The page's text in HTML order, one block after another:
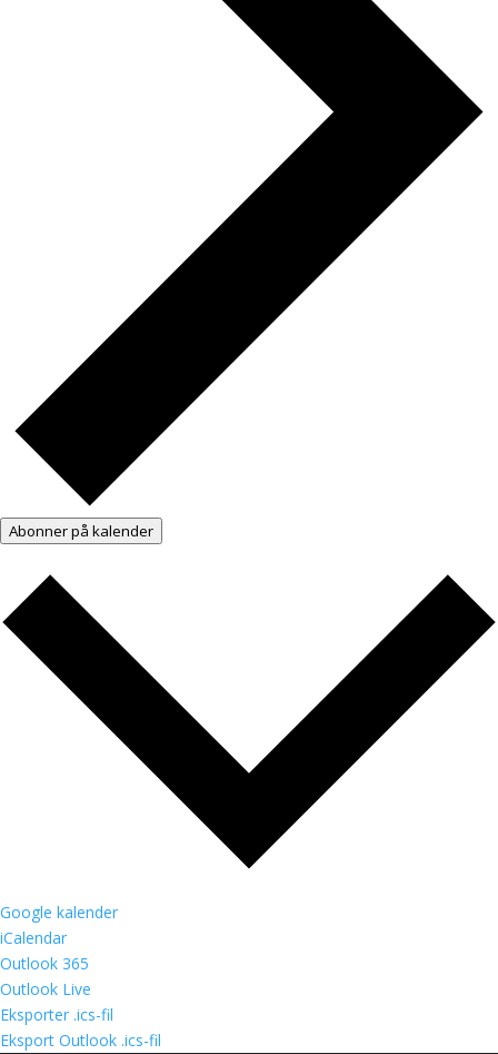
Abonner på kalender
Google kalender
iCalendar
Outlook 365
Outlook Live
Eksporter .ics-fil
Eksport Outlook .ics-fil